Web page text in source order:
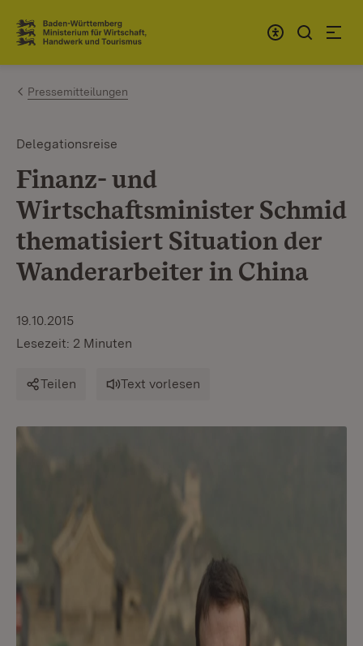
Zum Inhalt springen
Link zur Startseite
Pressemitteilungen
Delegationsreise
Finanz- und
Wirtschaftsminister Schmid
thematisiert Situation der
Wanderarbeiter in China
19.10.2015
Lesezeit: 2 Minuten
Teilen Text vorlesen